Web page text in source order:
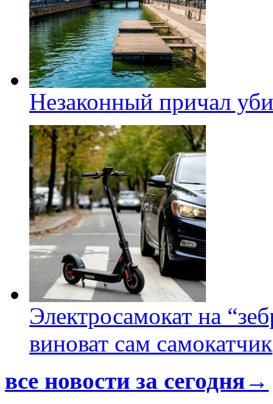
Незаконный причал
Электросамокат на
виноват сам самокатчик
все новости за сегодня→